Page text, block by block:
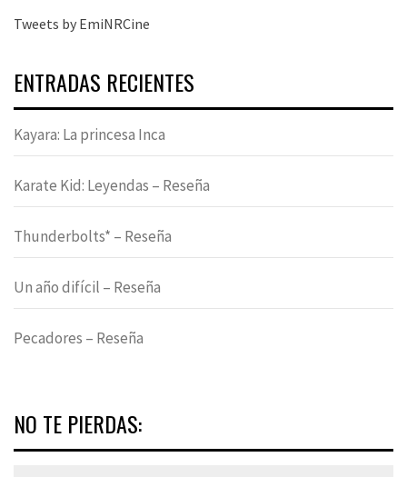
Tweets by EmiNRCine
ENTRADAS RECIENTES
Kayara: La princesa Inca
Karate Kid: Leyendas – Reseña
Thunderbolts* – Reseña
Un año difícil – Reseña
Pecadores – Reseña
NO TE PIERDAS: